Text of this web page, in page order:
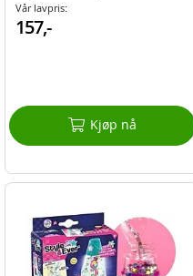
Vår lavpris:
157,-
Kjøp nå